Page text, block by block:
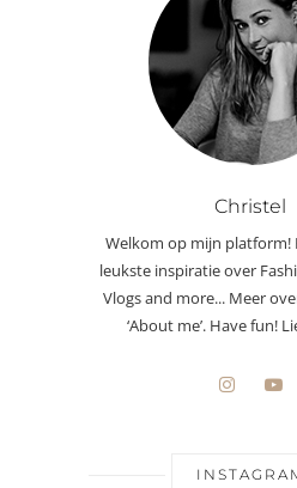
Christel
Welkom op mijn platform!
leukste inspiratie over
Vlogs and more... Meer
‘About me’. Have fun!